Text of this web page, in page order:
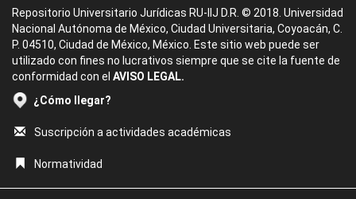
Repositorio Universitario Jurídicas RU-IIJ D.R. © 2018. Universidad
Nacional Autónoma de México, Ciudad Universitaria, Coyoacán, C.
P. 04510, Ciudad de México, México. Este sitio web puede ser
utilizado con fines no lucrativos siempre que se cite la fuente de
conformidad con el AVISO LEGAL.
¿Cómo llegar?
Suscripción a actividades académicas
Normatividad